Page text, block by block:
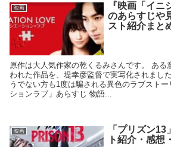
映画
『映画「イニ
のあらすじや
スト紹介まと
原作は大人気作家の乾くるみさんです。 ある
われた作品を、堤幸彦監督で実写化されまし
うでない方も1度は騙される異色のラブスト
ションラブ」あらすじ 物語...
映画
「プリズン
ト紹介・感想